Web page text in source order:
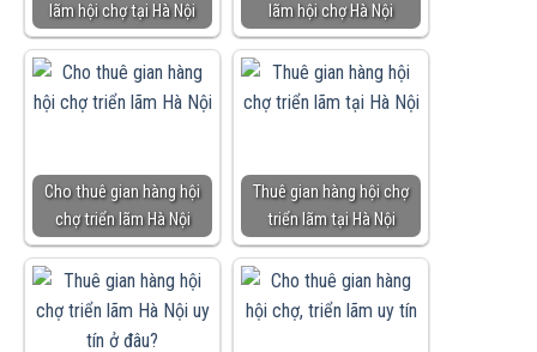
lãm hội chợ tại Hà Nội
lãm hội chợ Hà Nội
Cho thuê gian hàng hội
chợ triển lãm Hà Nội
Thuê gian hàng hội chợ
triển lãm tại Hà Nội